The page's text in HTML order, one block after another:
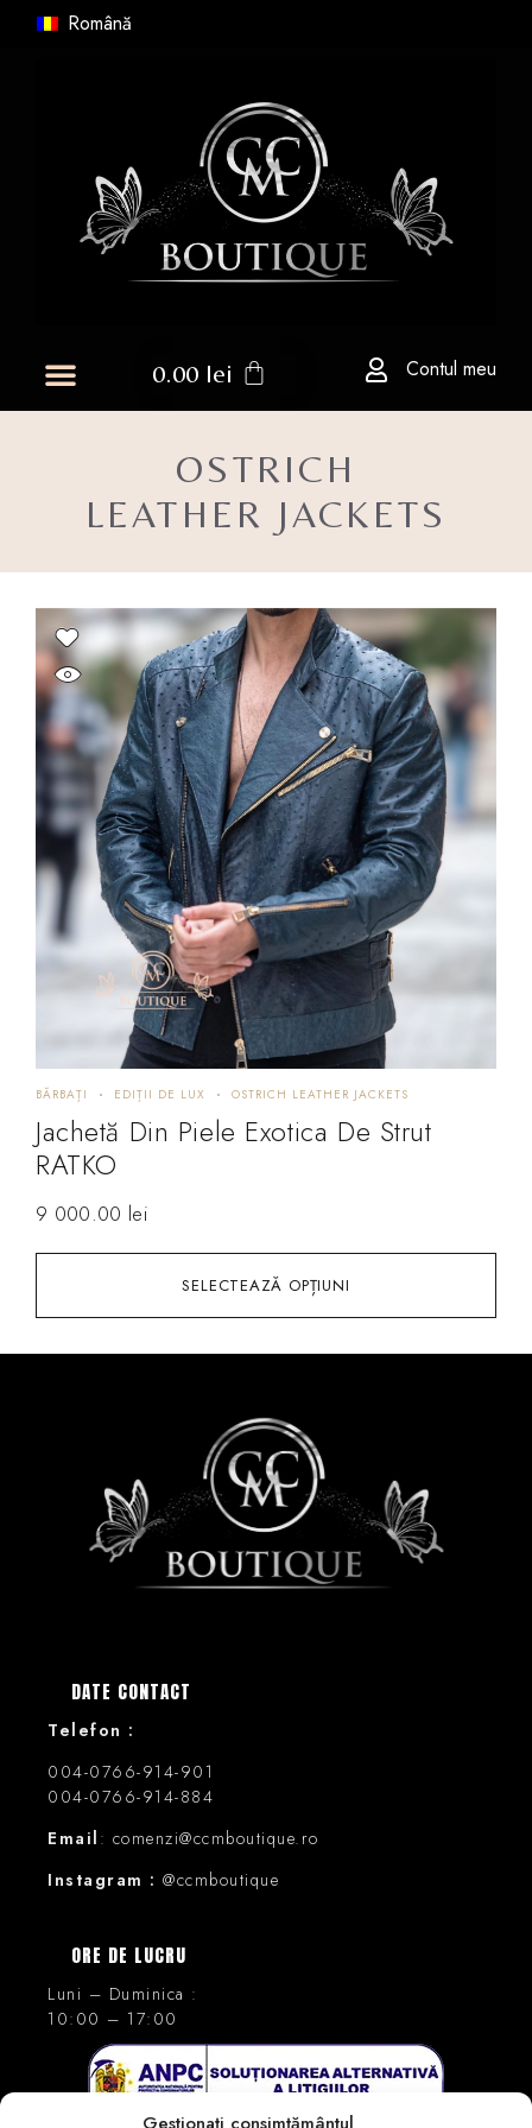
Română
0.00 lei Contul meu
OSTRICH
LEATHER JACKETS
SELECTEAZĂ OPȚIUNI
BĂRBAȚI EDIȚII DE LUX OSTRICH LEATHER JACKETS
Jachetă Din Piele Exotica De Strut
RATKO
9 000.00 lei
DATE CONTACT
Telefon :
004-0766-914-901
004-0766-914-884
Email : comenzi@ccmboutique.ro
Instagram : @ccmboutique
ORE DE LUCRU
Luni – Duminica :
10:00 – 17:00